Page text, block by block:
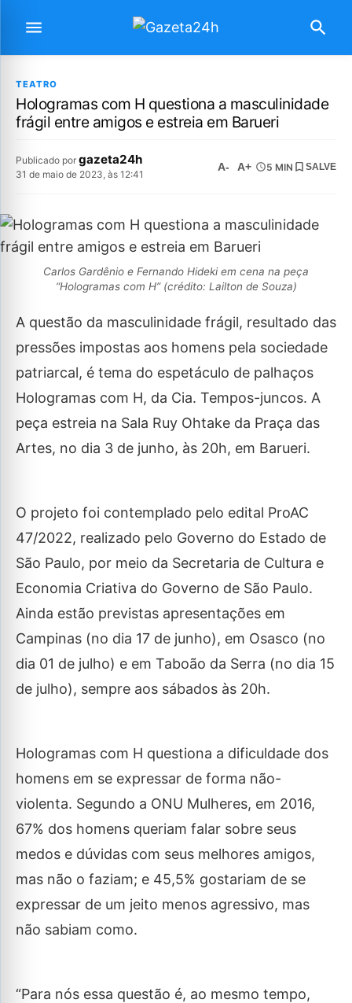
TEATRO
Hologramas com H questiona a masculinidade
frágil entre amigos e estreia em Barueri
Publicado por gazeta24h
31 de maio de 2023, às 12:41
A- A+ 5 MIN SALVE
Carlos Gardênio e Fernando Hideki em cena na peça
“Hologramas com H” (crédito: Lailton de Souza)
A questão da masculinidade frágil, resultado das
pressões impostas aos homens pela sociedade
patriarcal, é tema do espetáculo de palhaços
Hologramas com H, da Cia. Tempos-juncos. A
peça estreia na Sala Ruy Ohtake da Praça das
Artes, no dia 3 de junho, às 20h, em Barueri.
O projeto foi contemplado pelo edital ProAC
47/2022, realizado pelo Governo do Estado de
São Paulo, por meio da Secretaria de Cultura e
Economia Criativa do Governo de São Paulo.
Ainda estão previstas apresentações em
Campinas (no dia 17 de junho), em Osasco (no
dia 01 de julho) e em Taboão da Serra (no dia 15
de julho), sempre aos sábados às 20h.
Hologramas com H questiona a dificuldade dos
homens em se expressar de forma não-
violenta. Segundo a ONU Mulheres, em 2016,
67% dos homens queriam falar sobre seus
medos e dúvidas com seus melhores amigos,
mas não o faziam; e 45,5% gostariam de se
expressar de um jeito menos agressivo, mas
não sabiam como.
“Para nós essa questão é, ao mesmo tempo,